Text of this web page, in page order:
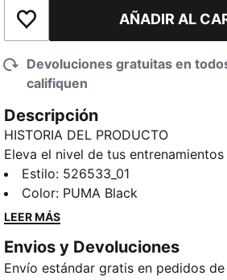
Añadir a la lista de deseos
AÑADIR AL
Devoluciones gratuitas en
califiquen
Descripción
HISTORIA DEL PRODUCTO
Eleva el nivel de tus
juvenil. Presenta un material liviano
rendimiento, líneas de corte
mayor libertad de movimiento y
cómodo. Domina cada
y energía imparable.
Estilo: 526533_01
Color: PUMA Black
LEER MÁS
Envios y Devoluciones
Envío estándar gratis en pedidos